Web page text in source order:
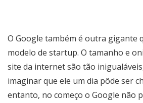
O Google também é outra gigante
modelo de startup. O tamanho e
site da internet são tão
imaginar que ele um dia pôde ser
entanto, no começo o Google não